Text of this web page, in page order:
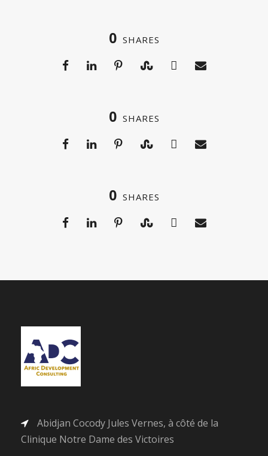
0 SHARES
0 SHARES
0 SHARES
Abidjan Cocody Jules Vernes, à côté de la
Clinique Notre Dame des Victoires